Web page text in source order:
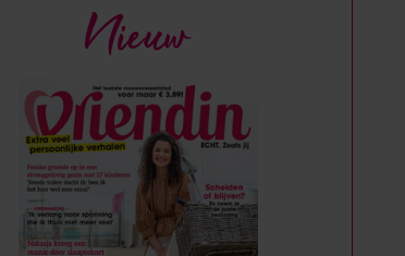
Nieuw